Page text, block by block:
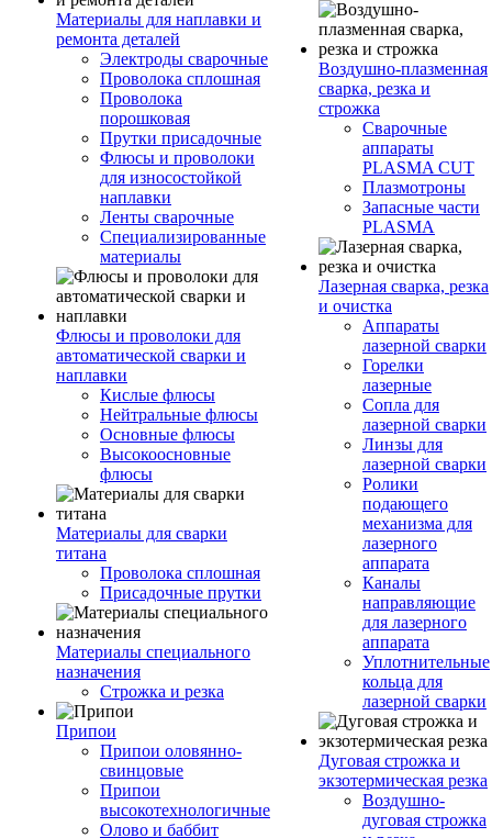
Материалы для наплавки и
ремонта деталей
Электроды сварочные
Проволока сплошная
Проволока
порошковая
Прутки присадочные
Флюсы и проволоки
для износостойкой
наплавки
Ленты сварочные
Специализированные
материалы
Флюсы и проволоки для
автоматической сварки и
наплавки
Кислые флюсы
Нейтральные флюсы
Основные флюсы
Высокоосновные
флюсы
Материалы для сварки
титана
Проволока сплошная
Присадочные прутки
Материалы специального
назначения
Строжка и резка
Припои
Припои оловянно-
свинцовые
Припои
высокотехнологичные
Олово и баббит
Воздушно-плазменная
сварка, резка и
строжка
Сварочные
аппараты
PLASMA CUT
Плазмотроны
Запасные части
PLASMA
Лазерная сварка, резка
и очистка
Аппараты
лазерной сварки
Горелки
лазерные
Сопла для
лазерной сварки
Линзы для
лазерной сварки
Ролики
подающего
механизма для
лазерного
аппарата
Каналы
направляющие
для лазерного
аппарата
Уплотнительные
кольца для
лазерной сварки
Дуговая строжка и
экзотермическая резка
Воздушно-
дуговая строжка